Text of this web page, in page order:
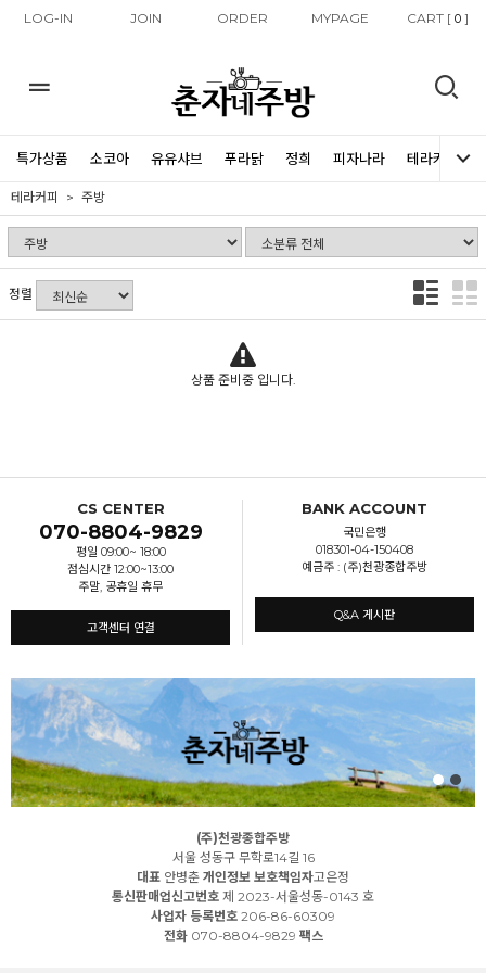
LOG-IN JOIN ORDER MYPAGE CART [ 0]
특가상품 소코아 유유샤브 푸라닭 정희 피자나라 테라커피
테라커피 주방
정렬
상품 준비중 입니다.
CS CENTER
070-8804-9829
평일 09:00~ 18:00
점심시간 12:00~13:00
주말, 공휴일 휴무
고객센터 연결
BANK ACCOUNT
국민은행
018301-04-150408
예금주 : (주)천광종합주방
Q&A 게시판
(주)천광종합주방
서울 성동구 무학로14길 16
대표 안병춘 개인정보 보호책임자고은정
통신판매업신고번호 제 2023-서울성동-0143 호
사업자 등록번호 206-86-60309
전화070-8804-9829 팩스